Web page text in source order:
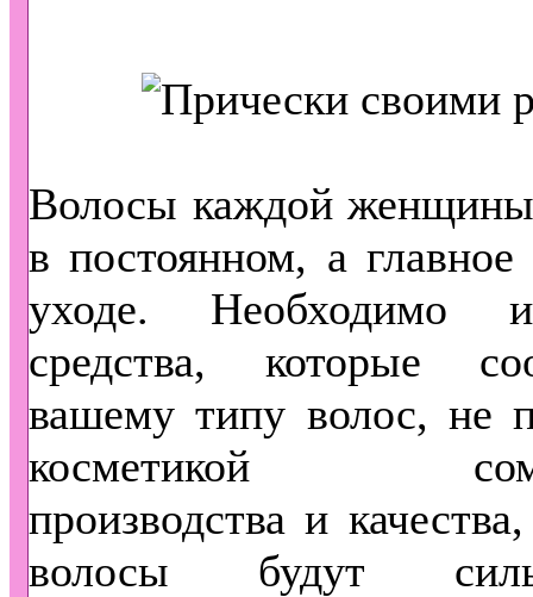
Волосы каждой
в постоянном, а главное
уходе. Необходимо
средства, которые
вашему типу волос, не
косметикой
производства и
волосы будут